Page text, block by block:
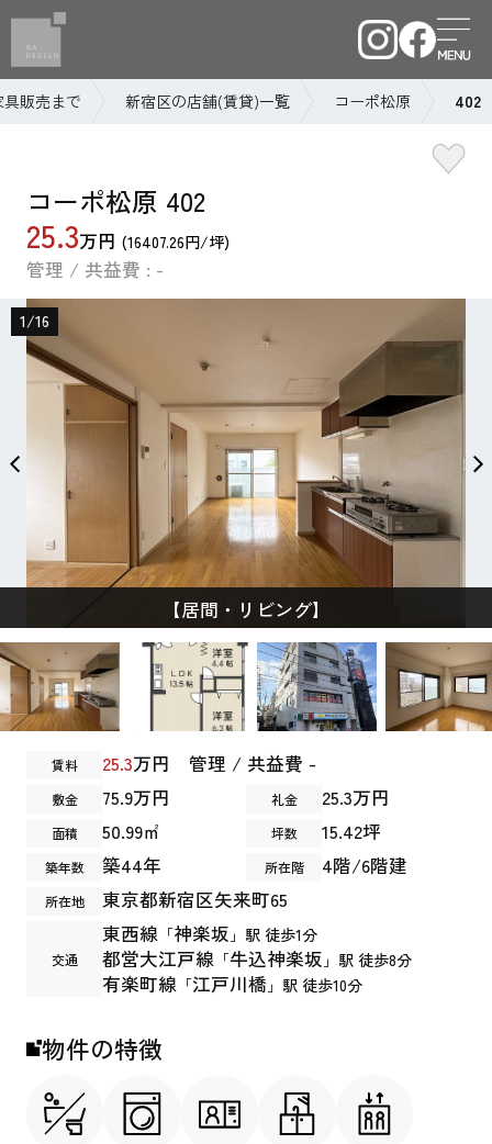
販売まで 新宿区の店舗(賃貸)一覧 コーポ松原 402
コーポ松原 402
25.3万円 (16407.26円/坪)
管理 / 共益費 : -
【居間・リビング】
1/16
賃料 25.3万円 管理 / 共益費 -
敷金 75.9万円 礼金 25.3万円
面積 50.99㎡ 坪数 15.42坪
築年数 築44年 所在階 4階/6階建
所在地 東京都新宿区矢来町65
交通
東西線 「神楽坂 」駅 徒歩1分
都営大江戸線 「牛込神楽坂 」駅 徒歩8分
有楽町線 「江戸川橋 」駅 徒歩10分
物件の特徴